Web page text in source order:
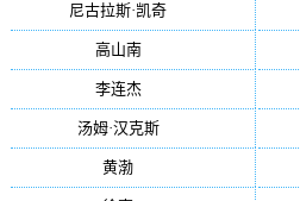
尼古拉斯·凯奇
高山南(33)
李连杰(29)
汤姆·汉克斯(27)
黄渤